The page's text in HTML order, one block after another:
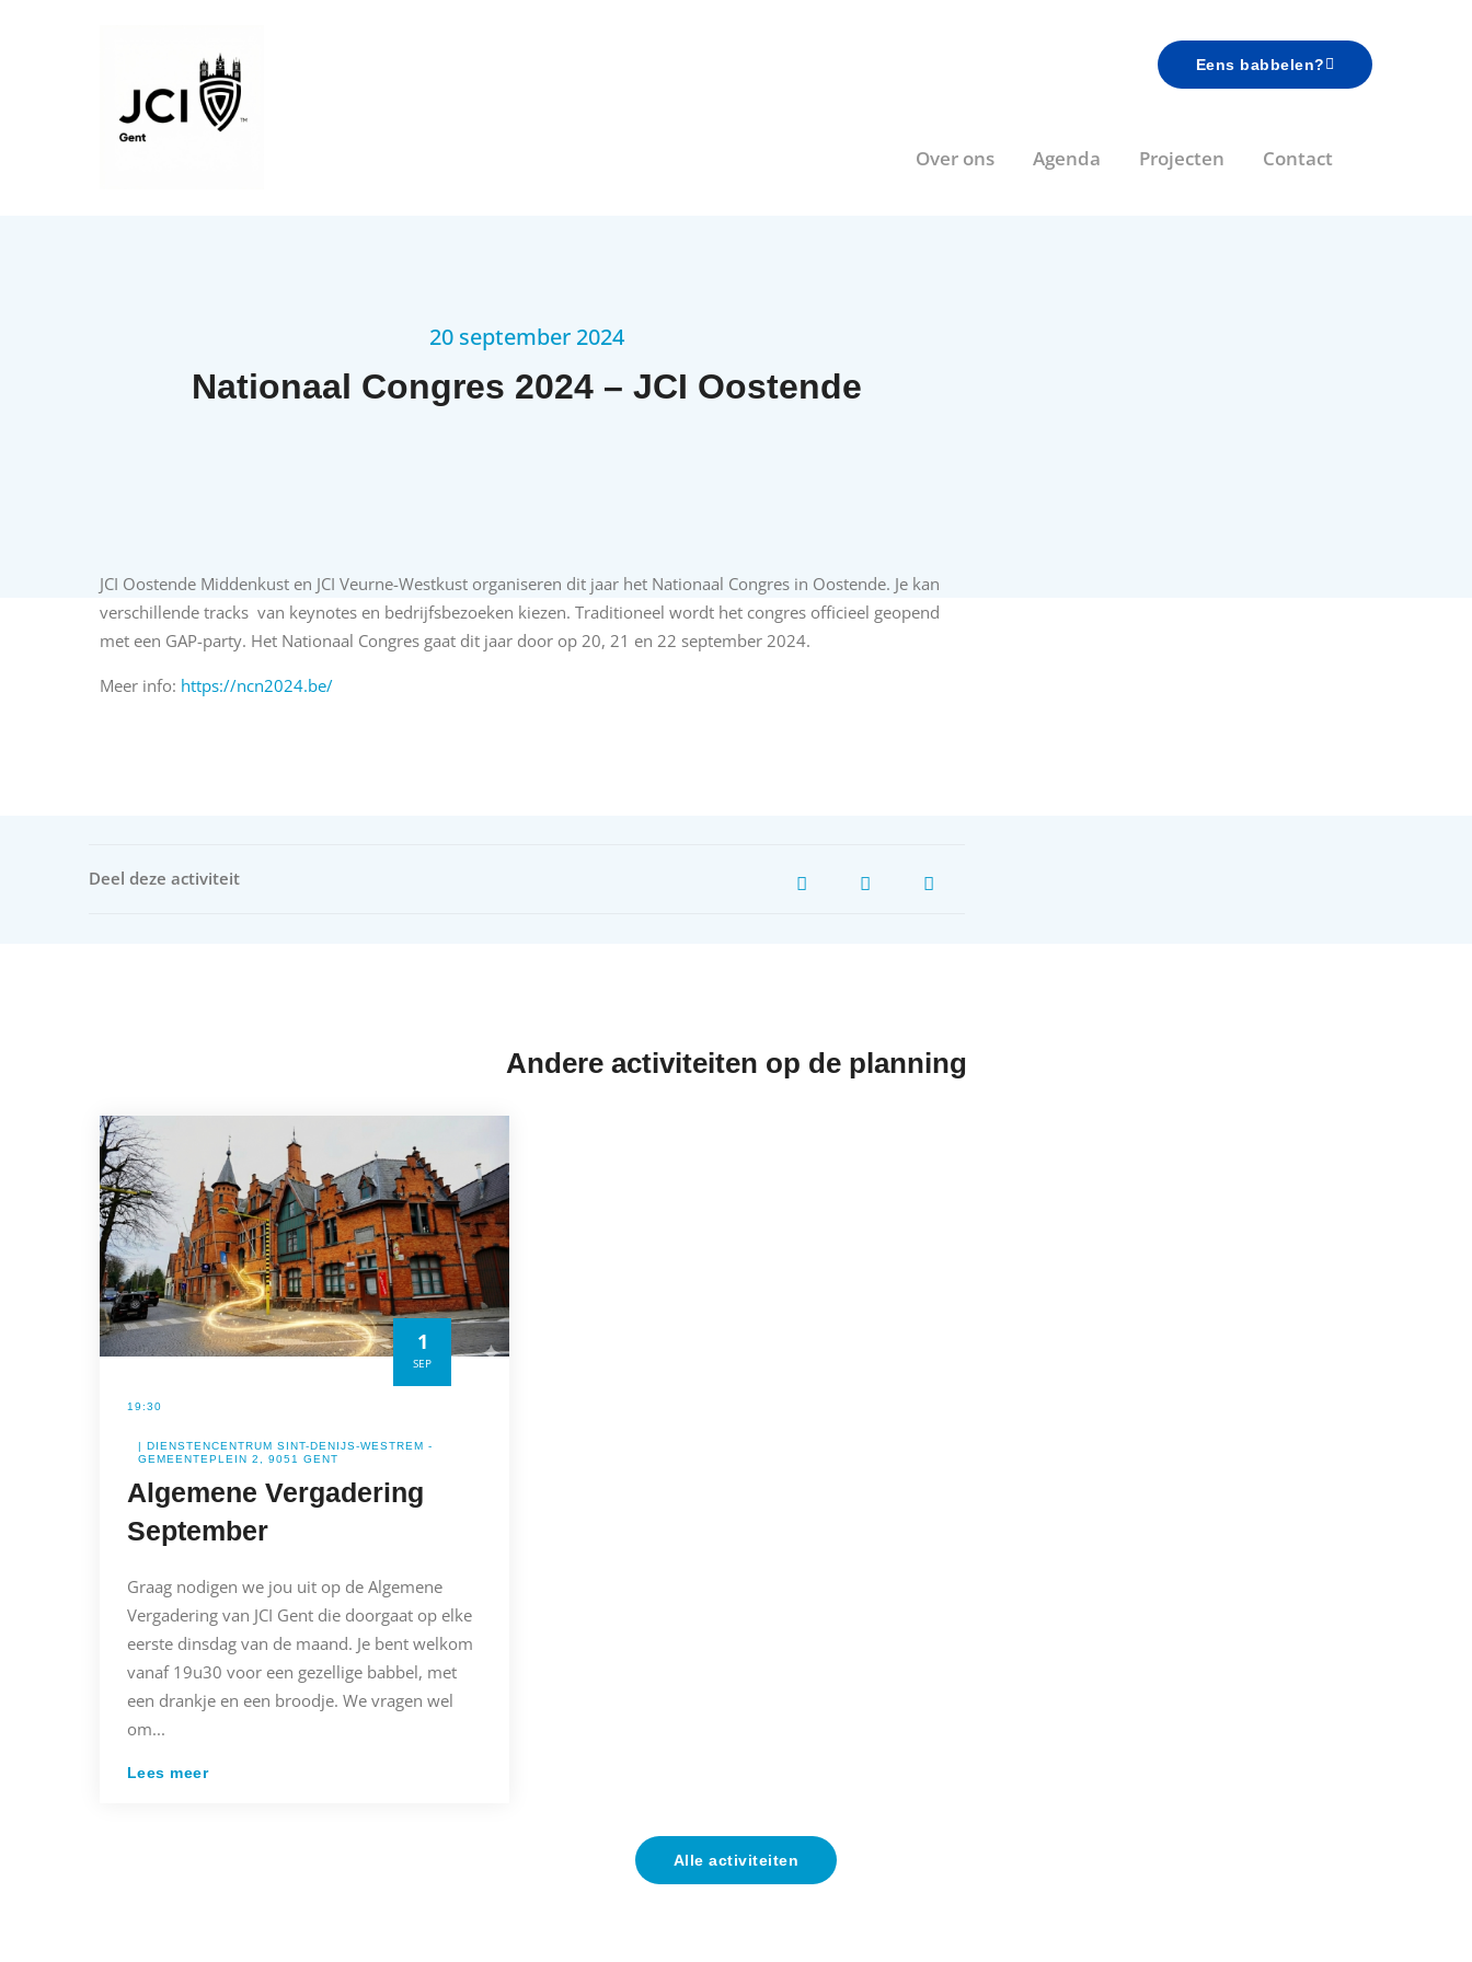
Eens babbelen?
Over ons Agenda Projecten Contact
20 september 2024
Nationaal Congres 2024 – JCI Oostende
JCI Oostende Middenkust en JCI Veurne-Westkust organiseren dit jaar het Nationaal Congres in Oostende. Je kan
verschillende tracks van keynotes en bedrijfsbezoeken kiezen. Traditioneel wordt het congres officieel geopend
met een GAP-party. Het Nationaal Congres gaat dit jaar door op 20, 21 en 22 september 2024.
Meer info: https://ncn2024.be/
Deel deze activiteit
Andere activiteiten op de planning
1
SEP
19:30
| DIENSTENCENTRUM SINT-DENIJS-WESTREM -
GEMEENTEPLEIN 2, 9051 GENT
Algemene Vergadering
September
Graag nodigen we jou uit op de Algemene
Vergadering van JCI Gent die doorgaat op elke
eerste dinsdag van de maand. Je bent welkom
vanaf 19u30 voor een gezellige babbel, met
een drankje en een broodje. We vragen wel
om...
Lees meer
Alle activiteiten